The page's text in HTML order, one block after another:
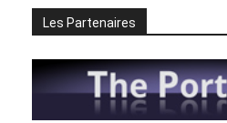
Les Partenaires